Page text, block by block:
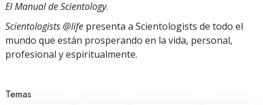
El Manual de Scientology.
Scientologists @life presenta a Scientologists de todo el
mundo que están prosperando en la vida, personal,
profesional y espiritualmente.
Temas